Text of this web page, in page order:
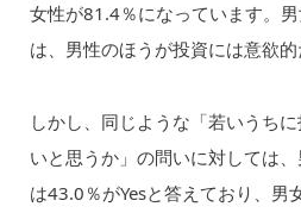
女性が81.4％になっています。
は、男性のほうが投資には意欲的
しかし、同じような「若いうち
いと思うか」の問いに対しては
は43.0％がYesと答えており、男